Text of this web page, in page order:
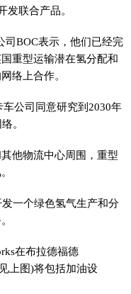
开发联合产品。
司BOC表示，他们已经完
重型运输潜在氢分配和
网络上合作。
公司同意研究到2030年
网络。
他物流中心周围，重型
氢。
一个绿色氢气生产和分
务。
在布拉德福德
上图)将包括加油设